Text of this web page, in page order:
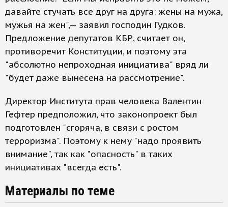
давайте стучать все друг на друга: жены на мужа,
мужья на жен",— заявил господин Гудков.
Предложение депутатов КБР, считает он,
противоречит Конституции, и поэтому эта
"абсолютно непроходная инициатива" вряд ли
"будет даже вынесена на рассмотрение".
Директор Института прав человека Валентин
Гефтер предположил, что законопроект был
подготовлен "сгоряча, в связи с ростом
терроризма". Поэтому к нему "надо проявить
внимание", так как "опасность" в таких
инициативах "всегда есть".
Материалы по теме